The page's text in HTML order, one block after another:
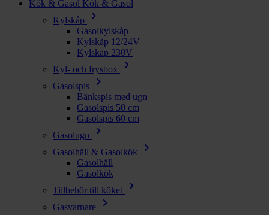
Kök & Gasol Kök & Gasol
Kylskåp
chevron_right
Gasolkylskåp
Kylskåp 12/24V
Kylskåp 230V
Kyl- och frysbox
chevron_right
Gasolspis chevron_right
Bänkspis med ugn
Gasolspis 50 cm
Gasolspis 60 cm
Gasolugn
chevron_right
Gasolhäll & Gasolkök chevron_right
Gasolhäll
Gasolkök
Tillbehör till köket
chevron_right
Gasvarnare chevron_right